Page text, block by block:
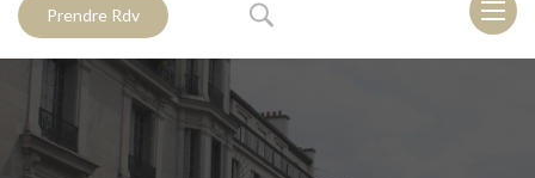
Toggle
Prendre Rdv